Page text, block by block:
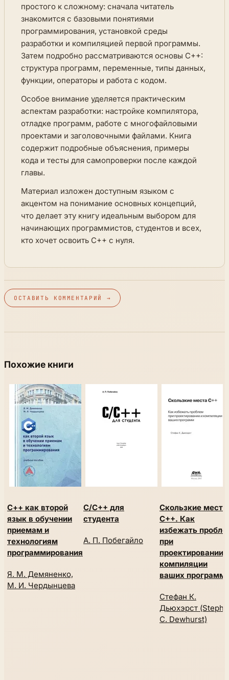
простого к сложному: сначала читатель
знакомится с базовыми понятиями
программирования, установкой среды
разработки и компиляцией первой программы.
Затем подробно рассматриваются основы C++:
структура программ, переменные, типы данных,
функции, операторы и работа с кодом.
Особое внимание уделяется практическим
аспектам разработки: настройке компилятора,
отладке программ, работе с многофайловыми
проектами и заголовочными файлами. Книга
содержит подробные объяснения, примеры
кода и тесты для самопроверки после каждой
главы.
Материал изложен доступным языком с
акцентом на понимание основных концепций,
что делает эту книгу идеальным выбором для
начинающих программистов, студентов и всех,
кто хочет освоить C++ с нуля.
ОСТАВИТЬ КОММЕНТАРИЙ →
Похожие книги
С++ как второй
язык в обучении
приемам и
технологиям
программирования
Я. М. Демяненко,
М. И. Чердынцева
C/C++ для
студента
А. П. Побегайло
Скользкие места
C++. Как
избежать
при
проектировании
компиляции
ваших программ
Стефан К.
Дьюхэрст
C. Dewhurst)